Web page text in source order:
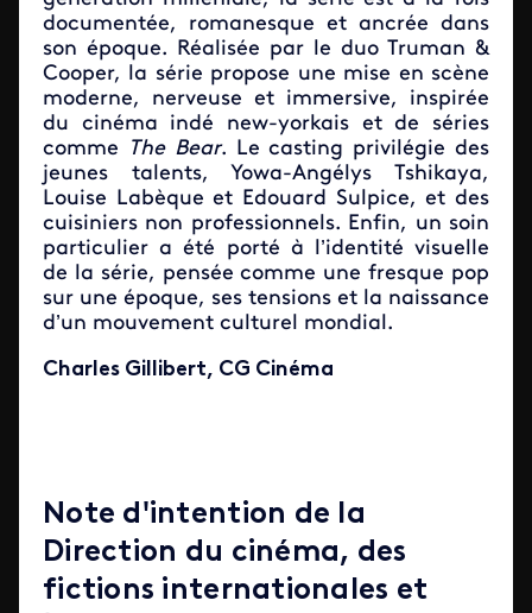
documentée, romanesque et ancrée dans
son époque. Réalisée par le duo Truman &
Cooper, la série propose une mise en scène
moderne, nerveuse et immersive, inspirée
du cinéma indé new-yorkais et de séries
comme
The Bear. Le casting privilégie des
jeunes talents, Yowa-Angélys Tshikaya,
Louise Labèque et Edouard Sulpice, et des
cuisiniers non professionnels. Enfin, un soin
particulier a été porté à l’identité visuelle
de la série, pensée comme une fresque pop
sur une époque, ses tensions et la naissance
d’un mouvement culturel mondial.
Charles Gillibert, CG Cinéma
Note d'intention de la
Direction du cinéma, des
fictions internationales et